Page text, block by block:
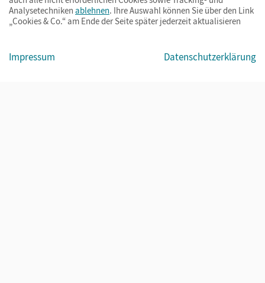
© Cornelsen Verlag 2026
ImpressumAGBDatenschutzBarrierefreiheitCookies & Co.
Analysetechniken ablehnen. Ihre Auswahl können Sie über den Link
„Cookies & Co.“ am Ende der Seite später jederzeit aktualisieren
Impressum Datenschutzerklärung